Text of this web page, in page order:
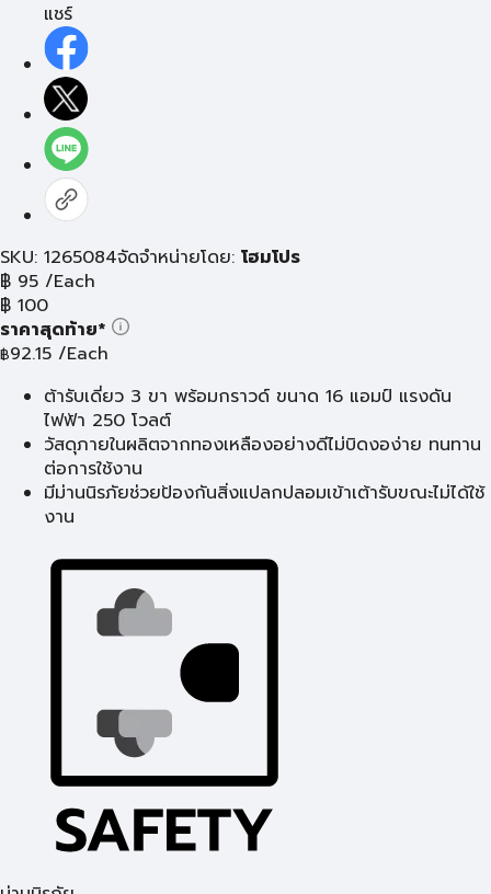
แชร์
SKU: 1265084จัดจำหน่ายโดย: โฮมโปร
฿ 95 /Each
฿ 100
ราคาสุดท้าย*
฿92.15 /Each
ต้ารับเดี่ยว 3 ขา พร้อมกราวด์ ขนาด 16 แอมป์ แรงดัน
ไฟฟ้า 250 โวลต์
วัสดุภายในผลิตจากทองเหลืองอย่างดีไม่บิดงอง่าย ทนทาน
ต่อการใช้งาน
มีม่านนิรภัยช่วยป้องกันสิ่งแปลกปลอมเข้าเต้ารับขณะไม่ได้ใช้
งาน